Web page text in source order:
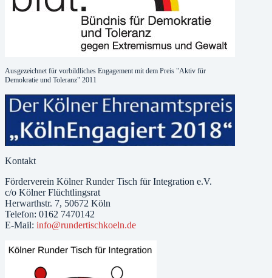
Ausgezeichnet für vorbildliches Engagement mit dem Preis "Aktiv für
Demokratie und Toleranz" 2011
Kontakt
Förderverein Kölner Runder Tisch für Integration e.V.
c/o Kölner Flüchtlingsrat
Herwarthstr. 7, 50672 Köln
Telefon: 0162 7470142
E-Mail: info@rundertischkoeln.de